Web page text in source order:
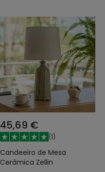
45,69 €
(1)
Candeeiro de Mesa
Cerâmica Zellin